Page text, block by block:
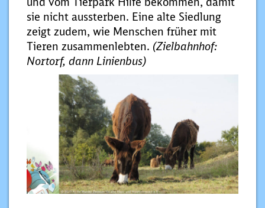
sie nicht aussterben. Eine alte Siedlung
zeigt zudem, wie Menschen früher mit
Tieren zusammenlebten. (Zielbahnhof:
Nortorf, dann Linienbus)